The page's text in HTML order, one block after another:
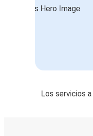
Los servicios